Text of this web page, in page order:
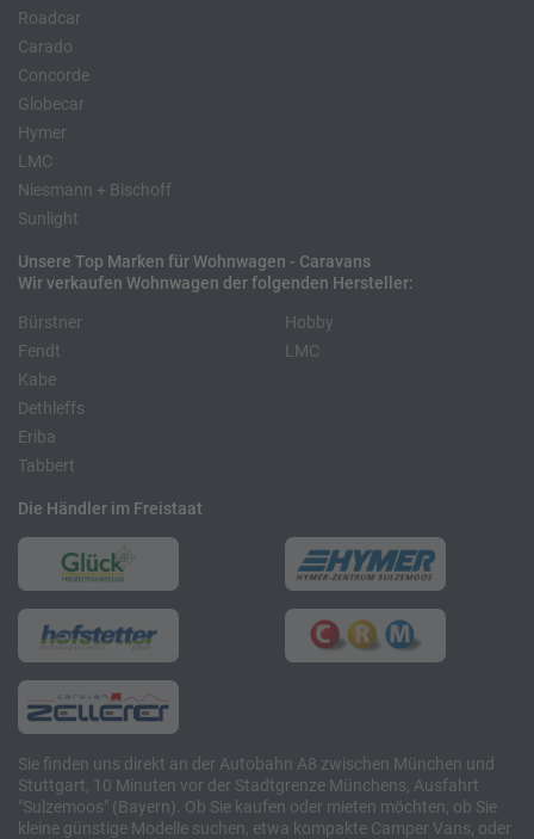
Roadcar
Carado
Concorde
Globecar
Hymer
LMC
Niesmann + Bischoff
Sunlight
Unsere Top Marken für Wohnwagen - Caravans
Wir verkaufen Wohnwagen der folgenden Hersteller:
Bürstner
Fendt
Kabe
Hobby
LMC
Dethleffs
Eriba
Tabbert
Die Händler im Freistaat
Sie finden uns direkt an der Autobahn A8 zwischen München und
Stuttgart, 10 Minuten vor der Stadtgrenze Münchens, Ausfahrt
"Sulzemoos" (Bayern). Ob Sie kaufen oder mieten möchten, ob Sie
kleine günstige Modelle suchen, etwa kompakte Camper Vans, oder